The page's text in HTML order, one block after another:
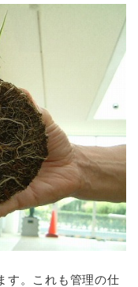
す。これも管理の仕